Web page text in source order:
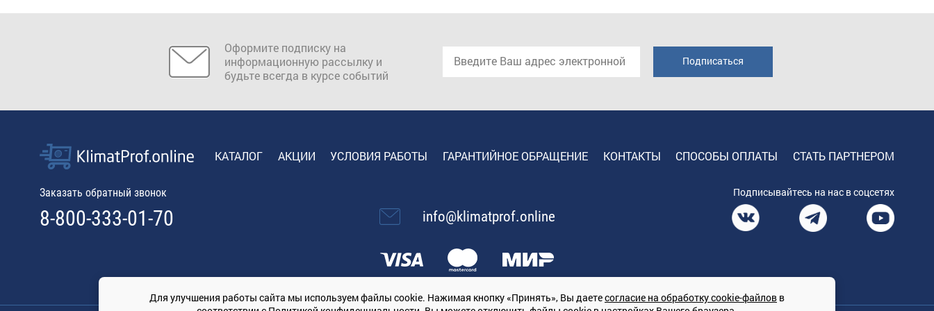
Оформите подписку на
информационную рассылку и
будьте всегда в курсе событий
КАТАЛОГ АКЦИИ УСЛОВИЯ РАБОТЫ ГАРАНТИЙНОЕ ОБРАЩЕНИЕ КОНТАКТЫ СПОСОБЫ ОПЛАТЫ СТАТЬ ПАРТНЕРОМ
Заказать обратный звонок
8-800-333-01-70 info@klimatprof.online
Подписывайтесь на нас в соцсетях
Для улучшения работы сайта мы используем файлы cookie. Нажимая кнопку «Принять», Вы даетесогласие на обработку cookie-файлов в